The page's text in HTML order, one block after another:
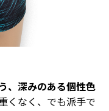
、深みのある個性色
くなく、でも派手で